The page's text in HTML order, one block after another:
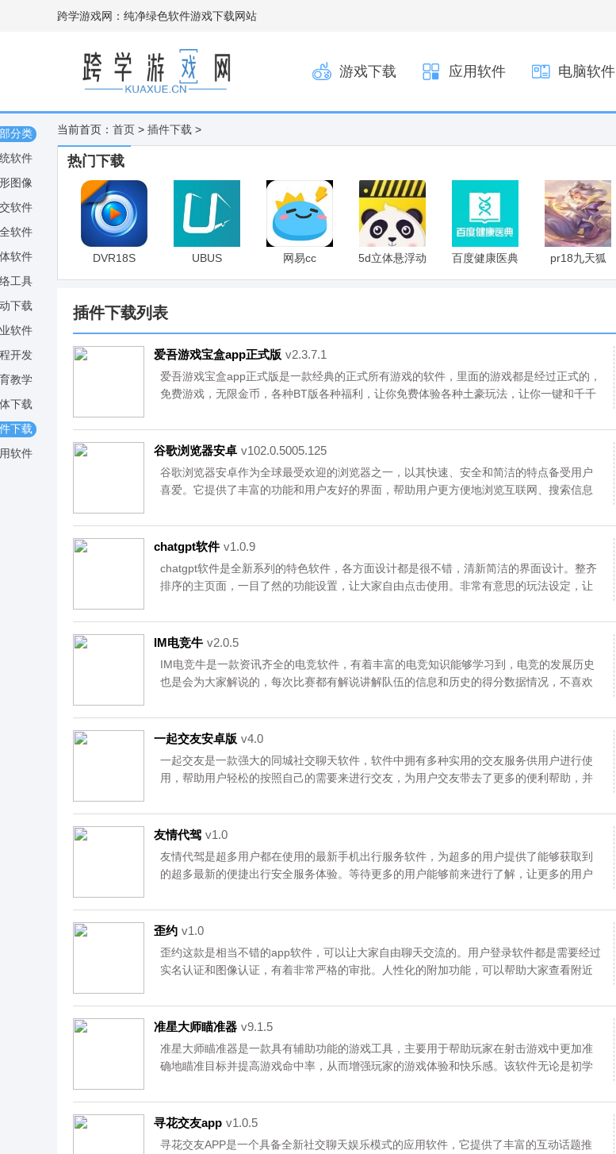
跨学游戏网：纯净绿色软件游戏下载网站
游戏下载 应用软件 电脑软件
当前首页： 首页 > 插件下载 >
热门下载
DVR18S UBUS 网易cc
5d立体悬浮动
态壁纸
百度健康医典 pr18九天狐
插件下载列表
爱吾游戏宝盒app正式版 v2.3.7.1
爱吾游戏宝盒app正式版是一款经典的正式所有游戏的软件，里面的游戏都是经过正式的，
免费游戏，无限金币，各种BT版各种福利，让你免费体验各种土豪玩法，让你一键和千千
<br />
<br />
谷歌浏览器安卓 v102.0.5005.125
谷歌浏览器安卓作为全球最受欢迎的浏览器之一，以其快速、安全和简洁的特点备受用户
喜爱。它提供了丰富的功能和用户友好的界面，帮助用户更方便地浏览互联网、搜索信息
换。它还有强大的搜索引擎，用户可以快速找到自己需要的信息。资源均来自官网，请放
心下载。
chatgpt软件 v1.0.9
chatgpt软件是全新系列的特色软件，各方面设计都是很不错，清新简洁的界面设计。整齐
排序的主页面，一目了然的功能设置，让大家自由点击使用。非常有意思的玩法设定，让
知识。欢迎大家下载资源均来自官网，请放心下载。
IM电竞牛 v2.0.5
IM电竞牛是一款资讯齐全的电竞软件，有着丰富的电竞知识能够学习到，电竞的发展历史
也是会为大家解说的，每次比赛都有解说讲解队伍的信息和历史的得分数据情况，不喜欢
在这个平台上面的。资源均来自官网，请放心下载。
一起交友安卓版 v4.0
一起交友是一款强大的同城社交聊天软件，软件中拥有多种实用的交友服务供用户进行使
用，帮助用户轻松的按照自己的需要来进行交友，为用户交友带去了更多的便利帮助，并
欢这款交友软件的小伙伴快来下载试试吧。资源均来自官网，请放心下载。
友情代驾 v1.0
​友情代驾是超多用户都在使用的最新手机出行服务软件，为超多的用户提供了能够获取到
的超多最新的便捷出行安全服务体验。等待更多的用户能够前来进行了解，让更多的用户
歪约 v1.0
歪约这款是相当不错的app软件，可以让大家自由聊天交流的。用户登录软件都是需要经过
实名认证和图像认证，有着非常严格的审批。人性化的附加功能，可以帮助大家查看附近
载。
准星大师瞄准器 v9.1.5
准星大师瞄准器是一款具有辅助功能的游戏工具，主要用于帮助玩家在射击游戏中更加准
确地瞄准目标并提高游戏命中率，从而增强玩家的游戏体验和快乐感。该软件无论是初学
下使用。适应性极强，可以根据玩家的喜好自由改变形式，让玩家在游戏中玩得更舒服。
感兴趣的玩家，快去下载体验吧！资源均来自官网，请放心下载。
寻花交友app v1.0.5
寻花交友APP是一个具备全新社交聊天娱乐模式的应用软件，它提供了丰富的互动话题推
分类
软件
图像
软件
软件
软件
工具
下载
软件
开发
教学
下载
下载
软件